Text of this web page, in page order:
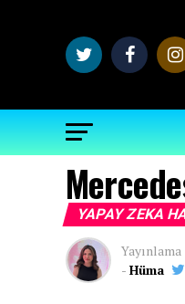
YAPAY ZEKA
Yayınlama
- Hüma